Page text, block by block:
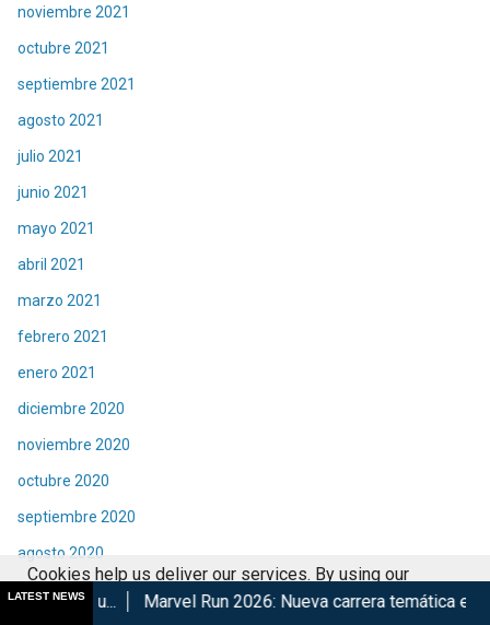
noviembre 2021
octubre 2021
septiembre 2021
agosto 2021
julio 2021
junio 2021
mayo 2021
abril 2021
marzo 2021
febrero 2021
enero 2021
diciembre 2020
noviembre 2020
octubre 2020
septiembre 2020
agosto 2020
julio 2020
LATEST NEWS
Marvel Run 2026: Nueva carrera temática en CDMX
Cookies help us deliver our services. By using our
services, you agree to our use of cookies.
Got it